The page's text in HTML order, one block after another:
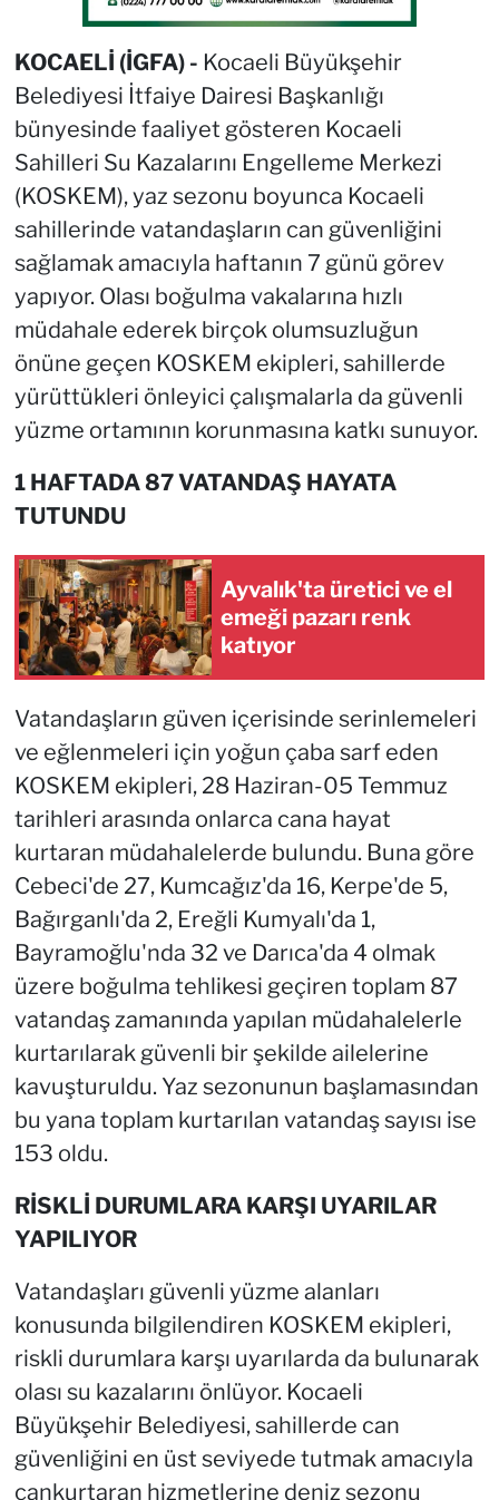
KOCAELİ (İGFA) - Kocaeli Büyükşehir
Belediyesi İtfaiye Dairesi Başkanlığı
bünyesinde faaliyet gösteren Kocaeli
Sahilleri Su Kazalarını Engelleme Merkezi
(KOSKEM), yaz sezonu boyunca Kocaeli
sahillerinde vatandaşların can güvenliğini
sağlamak amacıyla haftanın 7 günü görev
yapıyor. Olası boğulma vakalarına hızlı
müdahale ederek birçok olumsuzluğun
önüne geçen KOSKEM ekipleri, sahillerde
yürüttükleri önleyici çalışmalarla da güvenli
yüzme ortamının korunmasına katkı sunuyor.
1 HAFTADA 87 VATANDAŞ HAYATA
TUTUNDU
Ayvalık'ta üretici ve el
emeği pazarı renk
katıyor
Vatandaşların güven içerisinde serinlemeleri
ve eğlenmeleri için yoğun çaba sarf eden
KOSKEM ekipleri, 28 Haziran-05 Temmuz
tarihleri arasında onlarca cana hayat
kurtaran müdahalelerde bulundu. Buna göre
Cebeci'de 27, Kumcağız'da 16, Kerpe'de 5,
Bağırganlı'da 2, Ereğli Kumyalı'da 1,
Bayramoğlu'nda 32 ve Darıca'da 4 olmak
üzere boğulma tehlikesi geçiren toplam 87
vatandaş zamanında yapılan müdahalelerle
kurtarılarak güvenli bir şekilde ailelerine
kavuşturuldu. Yaz sezonunun başlamasından
bu yana toplam kurtarılan vatandaş sayısı ise
153 oldu.
RİSKLİ DURUMLARA KARŞI UYARILAR
YAPILIYOR
Vatandaşları güvenli yüzme alanları
konusunda bilgilendiren KOSKEM ekipleri,
riskli durumlara karşı uyarılarda da bulunarak
olası su kazalarını önlüyor. Kocaeli
Büyükşehir Belediyesi, sahillerde can
güvenliğini en üst seviyede tutmak amacıyla
cankurtaran hizmetlerine deniz sezonu